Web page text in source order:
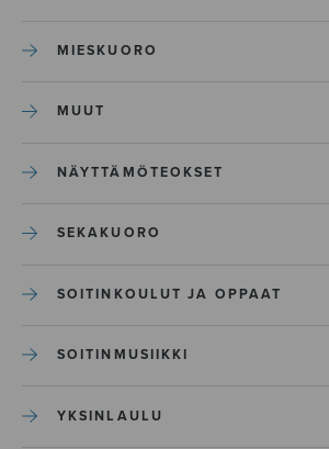
MIESKUORO
MUUT
NÄYTTÄMÖTEOKSET
SEKAKUORO
SOITINKOULUT JA OPPAAT
SOITINMUSIIKKI
YKSINLAULU